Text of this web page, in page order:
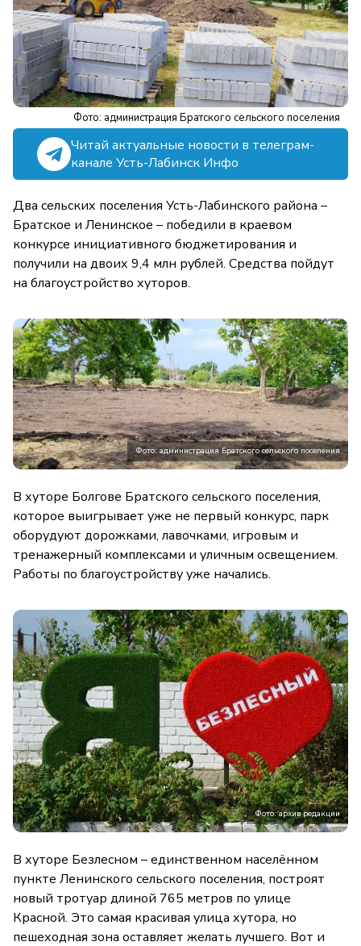
Фото: администрация Братского сельского поселения
Читай актуальные новости в телеграм-
канале Усть-Лабинск Инфо
Два сельских поселения Усть-Лабинского района –
Братское и Ленинское – победили в краевом
конкурсе инициативного бюджетирования и
получили на двоих 9,4 млн рублей. Средства пойдут
на благоустройство хуторов.
Фото: администрация Братского сельского поселения
В хуторе Болгове Братского сельского поселения,
которое выигрывает уже не первый конкурс, парк
оборудуют дорожками, лавочками, игровым и
тренажерный комплексами и уличным освещением.
Работы по благоустройству уже начались.
Фото: архив редакции
В хуторе Безлесном – единственном населённом
пункте Ленинского сельского поселения, построят
новый тротуар длиной 765 метров по улице
Красной. Это самая красивая улица хутора, но
пешеходная зона оставляет желать лучшего. Вот и